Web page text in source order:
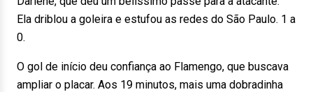
Ela driblou a goleira e estufou as redes do São Paulo. 1 a
0.
O gol de início deu confiança ao Flamengo, que buscava
ampliar o placar. Aos 19 minutos, mais uma dobradinha